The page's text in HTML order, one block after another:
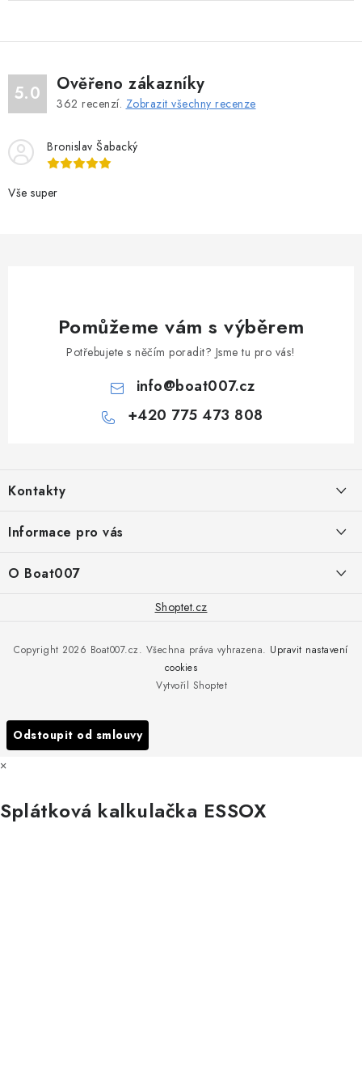
5.0 Ověřeno zákazníky
362 recenzí. Zobrazit všechny recenze
Bronislav Šabacký
Vše super
Pomůžeme vám s výběrem
Potřebujete s něčím poradit? Jsme tu pro vás!
info@boat007.cz
+420 775 473 808
p
a
Kontakty
+420 775 473 808
PŘÍJEM/VÝDEJ/SERVIS zakázek
Informace pro vás
Obchodní podmínky
Podmínky ochrany osobních údajů
O Boat007
Všechny značky
Shoptet.cz
Vytvořil Shoptet
Copyright 2026 Boat007.cz. Všechna práva vyhrazena. Upravit nastavení
cookies
Odstoupit od smlouvy
×
Splátková kalkulačka ESSOX